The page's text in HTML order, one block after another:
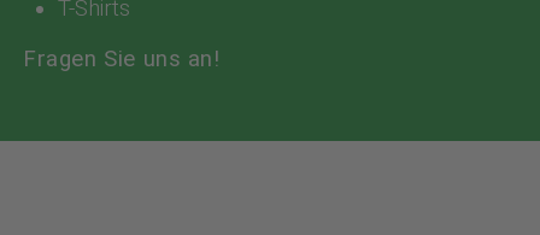
T-Shirts
Fragen Sie uns an!